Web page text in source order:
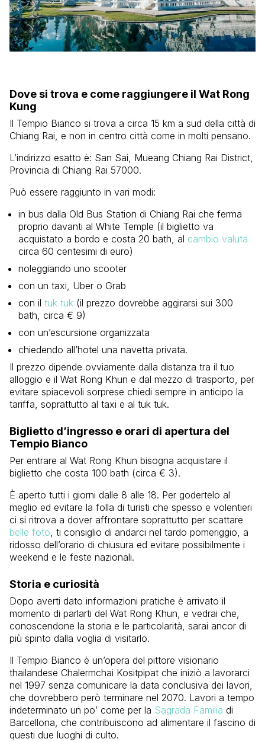
Dove si trova e come raggiungere il Wat Rong
Kung
Il Tempio Bianco si trova a circa 15 km a sud della città di
Chiang Rai, e non in centro città come in molti pensano.
L’indirizzo esatto è: San Sai, Mueang Chiang Rai District,
Provincia di Chiang Rai 57000.
Può essere raggiunto in vari modi:
in bus dalla Old Bus Station di Chiang Rai che ferma
proprio davanti al White Temple (il biglietto va
acquistato a bordo e costa 20 bath, al cambio valuta
circa 60 centesimi di euro)
noleggiando uno scooter
con un taxi, Uber o Grab
con il tuk tuk (il prezzo dovrebbe aggirarsi sui 300
bath, circa € 9)
con un’escursione organizzata
chiedendo all’hotel una navetta privata.
Il prezzo dipende ovviamente dalla distanza tra il tuo
alloggio e il Wat Rong Khun e dal mezzo di trasporto, per
evitare spiacevoli sorprese chiedi sempre in anticipo la
tariffa, soprattutto al taxi e al tuk tuk.
Biglietto d’ingresso e orari di apertura del
Tempio Bianco
Per entrare al Wat Rong Khun bisogna acquistare il
biglietto che costa 100 bath (circa € 3).
È aperto tutti i giorni dalle 8 alle 18. Per godertelo al
meglio ed evitare la folla di turisti che spesso e volentieri
ci si ritrova a dover affrontare soprattutto per scattare
belle foto, ti consiglio di andarci nel tardo pomeriggio, a
ridosso dell’orario di chiusura ed evitare possibilmente i
weekend e le feste nazionali.
Storia e curiosità
Dopo averti dato informazioni pratiche è arrivato il
momento di parlarti del Wat Rong Khun, e vedrai che,
conoscendone la storia e le particolarità, sarai ancor di
più spinto dalla voglia di visitarlo.
Il Tempio Bianco è un’opera del pittore visionario
thailandese Chalermchai Kositpipat che iniziò a lavorarci
nel 1997 senza comunicare la data conclusiva dei lavori,
che dovrebbero però terminare nel 2070. Lavori a tempo
indeterminato un po’ come per la Sagrada Familia di
Barcellona, che contribuiscono ad alimentare il fascino di
questi due luoghi di culto.